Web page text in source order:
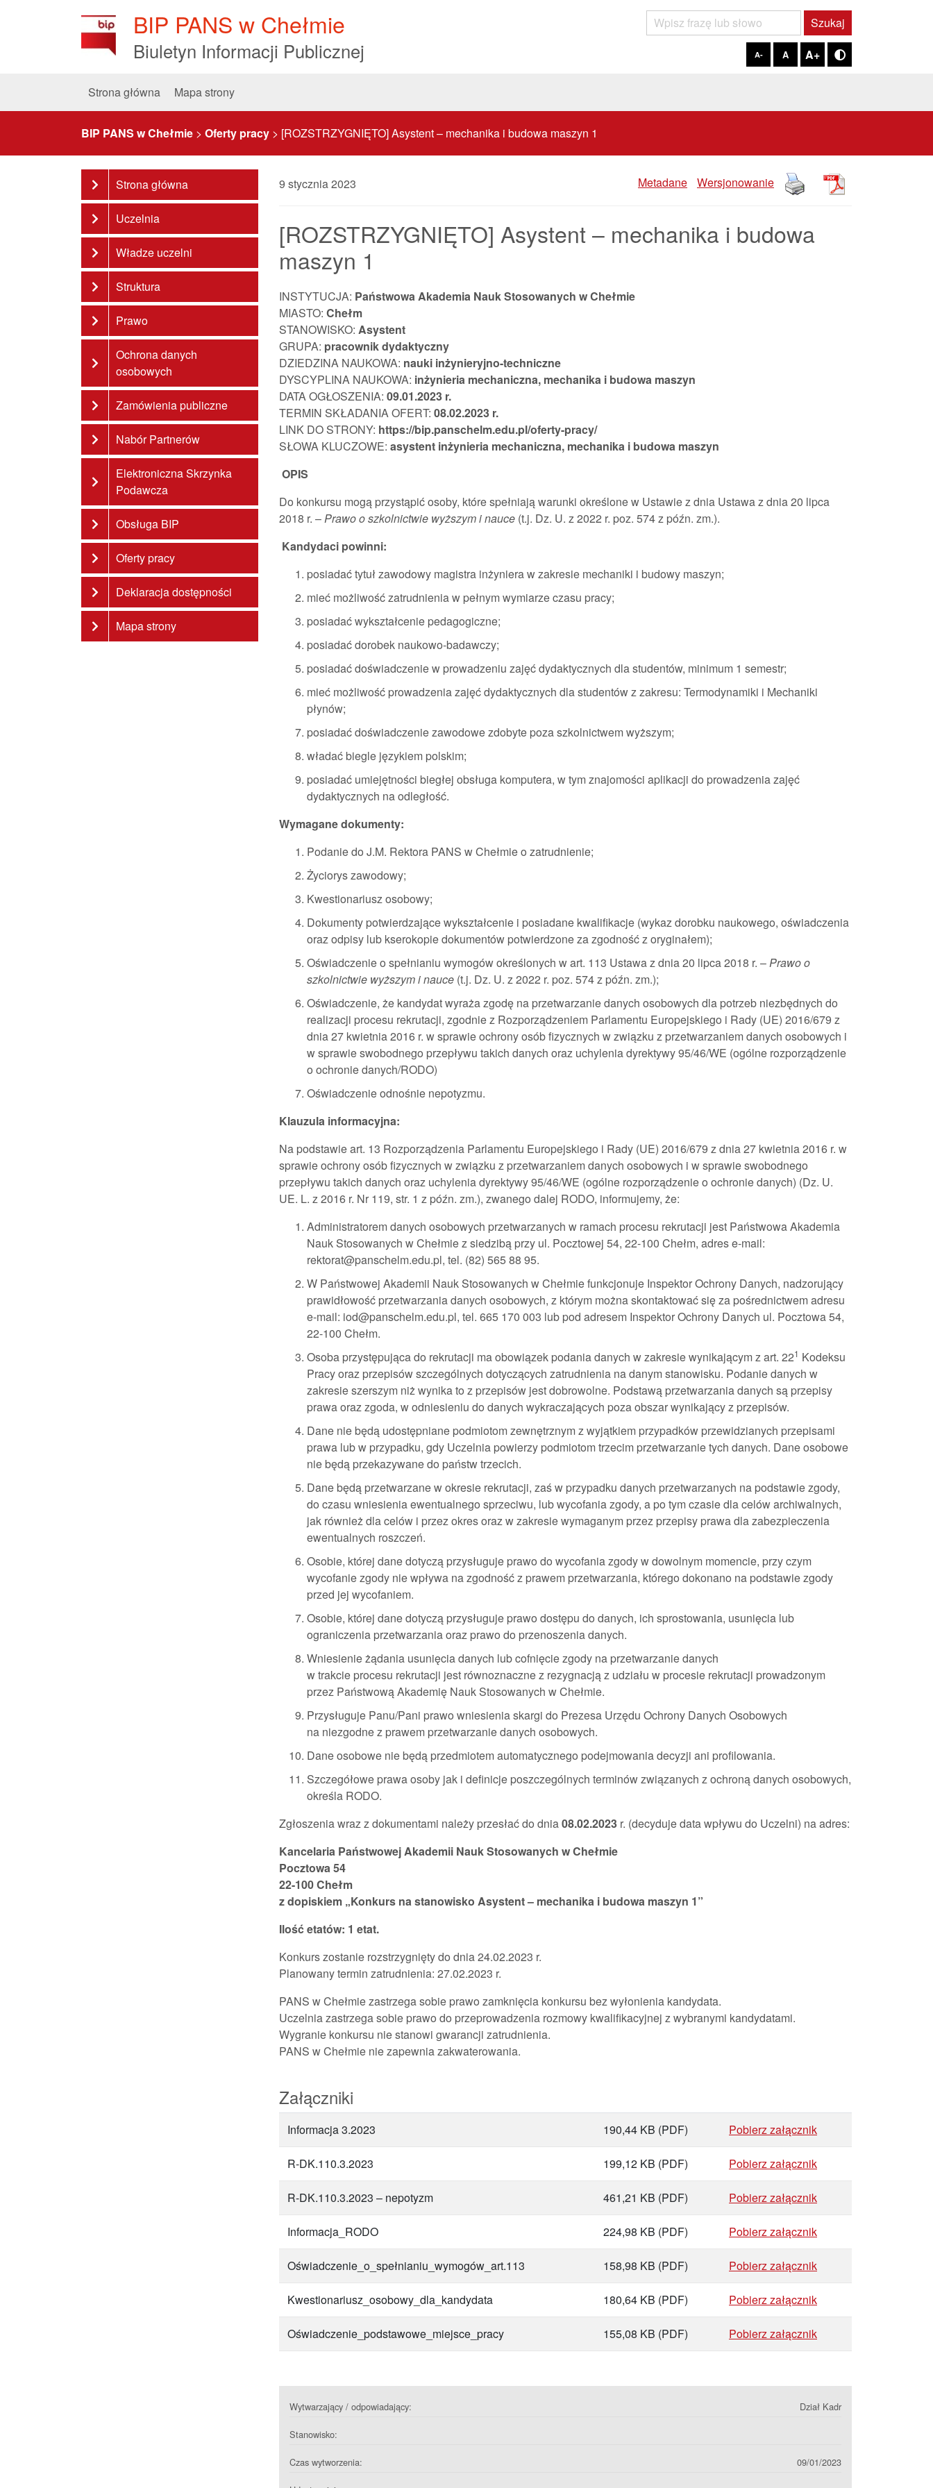
BIP PANS w Chełmie
Biuletyn Informacji Publicznej
Szukaj Szukaj
A- A A+
Tryb kontrastowy
Strona główna
Mapa strony
BIP PANS w Chełmie > Oferty pracy > [ROZSTRZYGNIĘTO] Asystent – mechanika i budowa maszyn 1
Strona główna
Uczelnia
Władze uczelni
Struktura
Prawo
Ochrona danych
osobowych
Zamówienia publiczne
Nabór Partnerów
Elektroniczna Skrzynka
Podawcza
Obsługa BIP
Oferty pracy
Deklaracja dostępności
Mapa strony
9 stycznia 2023 Metadane Wersjonowanie
[ROZSTRZYGNIĘTO] Asystent – mechanika i budowa
maszyn 1
INSTYTUCJA: Państwowa Akademia Nauk Stosowanych w Chełmie
MIASTO: Chełm
STANOWISKO: Asystent
GRUPA: pracownikdydaktyczny
DZIEDZINA NAUKOWA: nauki inżynieryjno-techniczne
DYSCYPLINA NAUKOWA: inżynieria mechaniczna, mechanika i budowa maszyn
DATA OGŁOSZENIA: 09.01.2023 r.
TERMIN SKŁADANIA OFERT: 08.02.2023 r.
LINK DO STRONY: https://bip.panschelm.edu.pl/oferty-pracy/
SŁOWA KLUCZOWE: asystent inżynieria mechaniczna, mechanika i budowa maszyn
OPIS
Do konkursu mogą przystąpić osoby, które spełniają warunki określone w Ustawie z dnia Ustawa z dnia 20 lipca
2018 r. –Prawo o szkolnictwie wyższym i nauce (t.j. Dz. U. z 2022 r. poz. 574 z późn. zm.).
Kandydaci powinni:
posiadać tytuł zawodowy magistra inżyniera w zakresie mechaniki i budowy maszyn;
mieć możliwość zatrudnienia w pełnym wymiarze czasu pracy;
posiadać wykształcenie pedagogiczne;
posiadać dorobek naukowo-badawczy;
posiadać doświadczenie w prowadzeniu zajęć dydaktycznych dla studentów, minimum 1 semestr;
mieć możliwość prowadzenia zajęć dydaktycznych dla studentów z zakresu: Termodynamiki i Mechaniki
płynów;
posiadać doświadczenie zawodowe zdobyte poza szkolnictwem wyższym;
władać biegle językiem polskim;
posiadać umiejętności biegłej obsługa komputera, w tym znajomości aplikacji do prowadzenia zajęć
dydaktycznych na odległość.
Wymagane dokumenty:
Podanie do J.M. Rektora PANS w Chełmie o zatrudnienie;
Życiorys zawodowy;
Kwestionariusz osobowy;
Dokumenty potwierdzające wykształcenie i posiadane kwalifikacje (wykaz dorobku naukowego, oświadczenia
oraz odpisy lub kserokopie dokumentów potwierdzone za zgodność z oryginałem);
Oświadczenie o spełnianiu wymogów określonych w art. 113 Ustawa z dnia 20 lipca 2018 r. –Prawo o
szkolnictwie wyższym i nauce (t.j. Dz. U. z 2022 r. poz. 574 z późn. zm.);
Oświadczenie, że kandydat wyraża zgodę na przetwarzanie danych osobowych dla potrzeb niezbędnych do
realizacji procesu rekrutacji, zgodnie z Rozporządzeniem Parlamentu Europejskiego i Rady (UE) 2016/679 z
dnia 27 kwietnia 2016 r. w sprawie ochrony osób fizycznych w związku z przetwarzaniem danych osobowych i
w sprawie swobodnego przepływu takich danych oraz uchylenia dyrektywy 95/46/WE (ogólne rozporządzenie
o ochronie danych/RODO)
Oświadczenie odnośnie nepotyzmu.
Klauzula informacyjna:
Na podstawie art. 13 Rozporządzenia Parlamentu Europejskiego i Rady (UE) 2016/679 z dnia 27 kwietnia 2016 r. w
sprawie ochrony osób fizycznych w związku z przetwarzaniem danych osobowych i w sprawie swobodnego
przepływu takich danych oraz uchylenia dyrektywy 95/46/WE (ogólne rozporządzenie o ochronie danych) (Dz. U.
UE. L. z 2016 r. Nr 119, str. 1 z późn. zm.), zwanego dalej RODO, informujemy, że:
Administratorem danych osobowych przetwarzanych w ramach procesu rekrutacji jest Państwowa Akademia
Nauk Stosowanych w Chełmie z siedzibą przy ul. Pocztowej 54, 22-100 Chełm, adres e-mail:
rektorat@panschelm.edu.pl, tel. (82) 565 88 95.
W Państwowej Akademii Nauk Stosowanych w Chełmie funkcjonuje Inspektor Ochrony Danych, nadzorujący
prawidłowość przetwarzania danych osobowych, z którym można skontaktować się za pośrednictwem adresu
e-mail: iod@panschelm.edu.pl, tel. 665 170 003 lub pod adresem Inspektor Ochrony Danych ul. Pocztowa 54,
22-100 Chełm.
Osoba przystępująca do rekrutacji ma obowiązek podania danych w zakresie wynikającym z art. 221 Kodeksu
Pracy oraz przepisów szczególnych dotyczących zatrudnienia na danym stanowisku. Podanie danych w
zakresie szerszym niż wynika to z przepisów jest dobrowolne. Podstawą przetwarzania danych są przepisy
prawa oraz zgoda, w odniesieniu do danych wykraczających poza obszar wynikający z przepisów.
Dane nie będą udostępniane podmiotom zewnętrznym z wyjątkiem przypadków przewidzianych przepisami
prawa lub w przypadku, gdy Uczelnia powierzy podmiotom trzecim przetwarzanie tych danych. Dane osobowe
nie będą przekazywane do państw trzecich.
Dane będą przetwarzane w okresie rekrutacji, zaś w przypadku danych przetwarzanych na podstawie zgody,
do czasu wniesienia ewentualnego sprzeciwu, lub wycofania zgody, a po tym czasie dla celów archiwalnych,
jak również dla celów i przez okres oraz w zakresie wymaganym przez przepisy prawa dla zabezpieczenia
ewentualnych roszczeń.
Osobie, której dane dotyczą przysługuje prawo do wycofania zgody w dowolnym momencie, przy czym
wycofanie zgody nie wpływa na zgodność z prawem przetwarzania, którego dokonano na podstawie zgody
przed jej wycofaniem.
Osobie, której dane dotyczą przysługuje prawo dostępu do danych, ich sprostowania, usunięcia lub
ograniczenia przetwarzania oraz prawo do przenoszenia danych.
Wniesienie żądania usunięcia danych lub cofnięcie zgody na przetwarzanie danych
w trakcie procesu rekrutacji jest równoznaczne z rezygnacją z udziału w procesie rekrutacji prowadzonym
przez Państwową Akademię Nauk Stosowanych w Chełmie.
Przysługuje Panu/Pani prawo wniesienia skargi do Prezesa Urzędu Ochrony Danych Osobowych
na niezgodne z prawem przetwarzanie danych osobowych.
Dane osobowe nie będą przedmiotem automatycznego podejmowania decyzji ani profilowania.
Szczegółowe prawa osoby jak i definicje poszczególnych terminów związanych z ochroną danych osobowych,
określa RODO.
Zgłoszenia wraz z dokumentami należy przesłać do dnia08.02.2023 r. (decyduje data wpływu do Uczelni) na adres:
Kancelaria Państwowej Akademii Nauk Stosowanych w Chełmie
Pocztowa 54
22-100 Chełm
z dopiskiem „Konkurs na stanowisko Asystent – mechanika i budowa maszyn 1”
Ilość etatów: 1 etat.
Konkurs zostanie rozstrzygnięty do dnia 24.02.2023 r.
Planowany termin zatrudnienia: 27.02.2023 r.
PANS w Chełmie zastrzega sobie prawo zamknięcia konkursu bez wyłonienia kandydata.
Uczelnia zastrzega sobie prawo do przeprowadzenia rozmowy kwalifikacyjnej z wybranymi kandydatami.
Wygranie konkursu nie stanowi gwarancji zatrudnienia.
PANS w Chełmie nie zapewnia zakwaterowania.
Załączniki
Informacja 3.2023 190,44 KB (PDF) Pobierz załącznik
R-DK.110.3.2023 199,12 KB (PDF) Pobierz załącznik
R-DK.110.3.2023 – nepotyzm 461,21 KB (PDF) Pobierz załącznik
Informacja_RODO 224,98 KB (PDF) Pobierz załącznik
Oświadczenie_o_spełnianiu_wymogów_art.113 158,98 KB (PDF) Pobierz załącznik
Kwestionariusz_osobowy_dla_kandydata 180,64 KB (PDF) Pobierz załącznik
Oświadczenie_podstawowe_miejsce_pracy 155,08 KB (PDF) Pobierz załącznik
Wytwarzający / odpowiadający: Dział Kadr
Stanowisko:
Czas wytworzenia: 09/01/2023